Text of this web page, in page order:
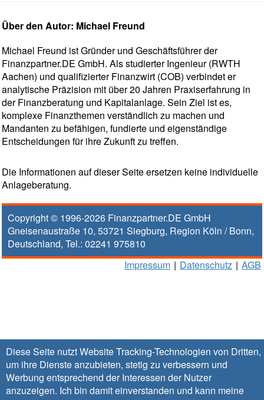
Diese Seite nutzt Website Tracking-Technologien von Dritten,
um ihre Dienste anzubieten, stetig zu verbessern und
Werbung entsprechend der Interessen der Nutzer
anzuzeigen. Ich bin damit einverstanden und kann meine
Über den Autor: Michael Freund
Michael Freund ist Gründer und Geschäftsführer der
Finanzpartner.DE GmbH. Als studierter Ingenieur (RWTH
Aachen) und qualifizierter Finanzwirt (COB) verbindet er
analytische Präzision mit über 20 Jahren Praxiserfahrung in
der Finanzberatung und Kapitalanlage. Sein Ziel ist es,
komplexe Finanzthemen verständlich zu machen und
Mandanten zu befähigen, fundierte und eigenständige
Entscheidungen für ihre Zukunft zu treffen.
Die Informationen auf dieser Seite ersetzen keine individuelle
Anlageberatung.
Copyright © 1996-2026 Finanzpartner.DE GmbH
Gneisenaustraße 10, 53721 Siegburg, Region Köln / Bonn,
Deutschland, Tel.: 02241 975810
Impressum | Datenschutz | AGB